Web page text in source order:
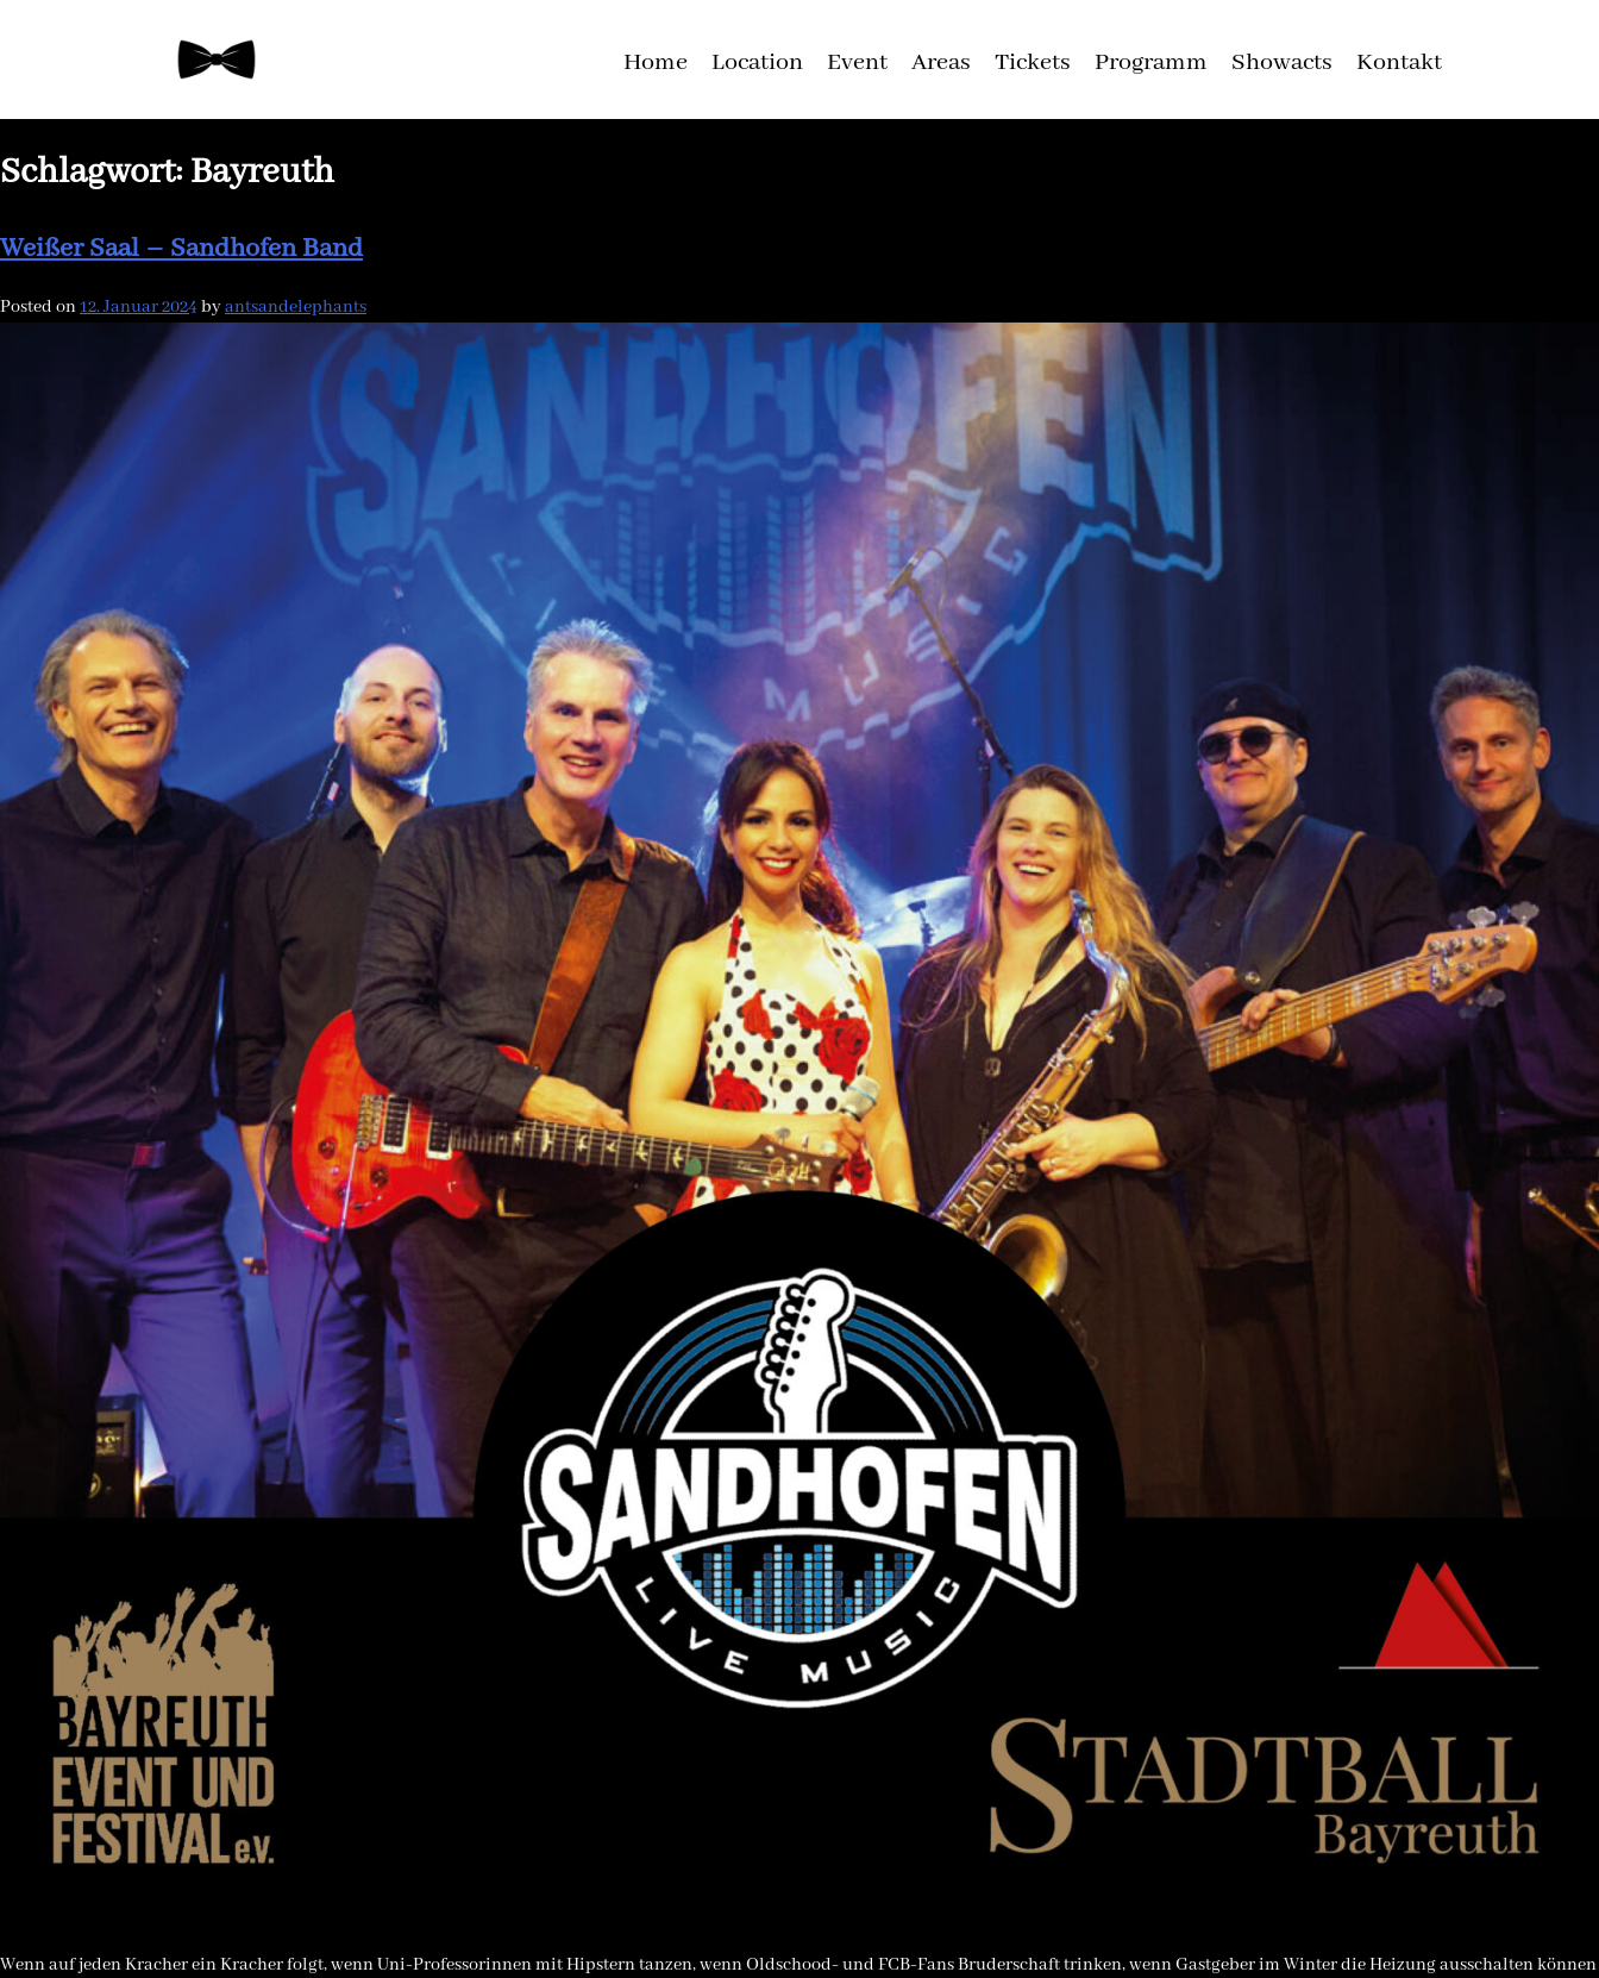
Home Location Event Areas Tickets Programm Showacts Kontakt
Schlagwort: Bayreuth
Weißer Saal – Sandhofen Band
Posted on12. Januar 2024 byantsandelephants
Wenn auf jeden Kracher ein Kracher folgt, wenn Uni-Professorinnen mit Hipstern tanzen, wenn Oldschood- und FCB-Fans Bruderschaft trinken, wenn Gastgeber im Winter die Heizung ausschalten können